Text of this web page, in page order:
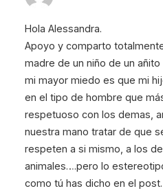
Hola Alessandra.
Apoyo y comparto
madre de un niño de un
mi mayor miedo es que mi
en el tipo de hombre que
respetuoso con los demas,
nuestra mano tratar de que
respeten a si mismo, a los
animales….pero lo
como tú has dicho en el